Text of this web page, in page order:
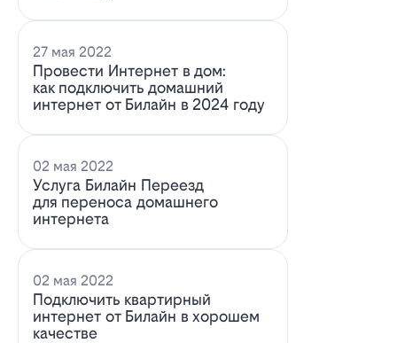
27 мая 2022
Провести Интернет в дом:
как подключить домашний
интернет от Билайн в 2024 году
02 мая 2022
Услуга Билайн Переезд
для переноса домашнего
интернета
02 мая 2022
Подключить квартирный
интернет от Билайн в хорошем
качестве